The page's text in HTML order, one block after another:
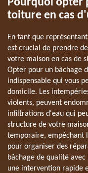
Pourquoi opter
toiture en cas
En tant que
est crucial de prendre
votre maison en cas de
Opter pour un bâchage
indispensable qui vous
domicile. Les
violents, peuvent
infiltrations d'eau qui
structure de votre
temporaire, empêchant
pour organiser des
bâchage de qualité avec
une intervention rapide